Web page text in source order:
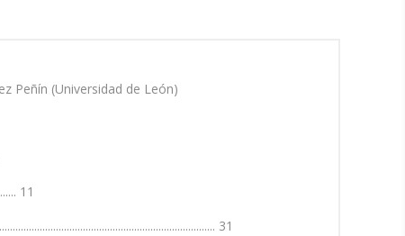
Peñín (Universidad de León)
11
31